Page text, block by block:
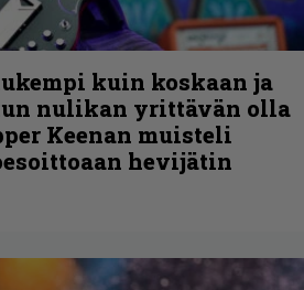
kuin koskaan ja
nulikan yrittävän olla
Keenan muisteli
hevijätin